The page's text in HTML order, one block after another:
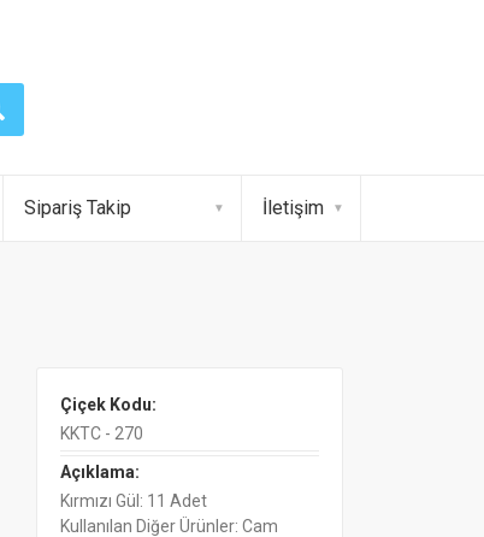
Sipariş Takip İletişim
Çiçek Kodu:
KKTC - 270
Açıklama:
Kırmızı Gül: 11 Adet
Kullanılan Diğer Ürünler: Cam